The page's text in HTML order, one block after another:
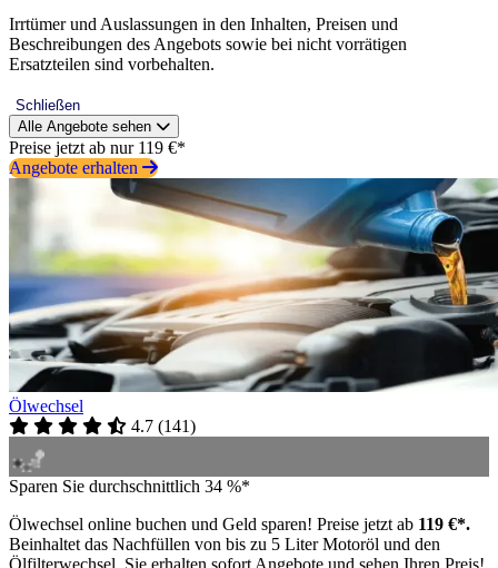
Irrtümer und Auslassungen in den Inhalten, Preisen und
Beschreibungen des Angebots sowie bei nicht vorrätigen
Ersatzteilen sind vorbehalten.
Schließen
Alle Angebote sehen
Preise jetzt ab nur 119 €*
Angebote erhalten
Ölwechsel
4.7 (141)
Sparen Sie durchschnittlich 34 %*
Ölwechsel online buchen und Geld sparen! Preise jetzt ab 119 €*.
Beinhaltet das Nachfüllen von bis zu 5 Liter Motoröl und den
Ölfilterwechsel. Sie erhalten sofort Angebote und sehen Ihren Preis!